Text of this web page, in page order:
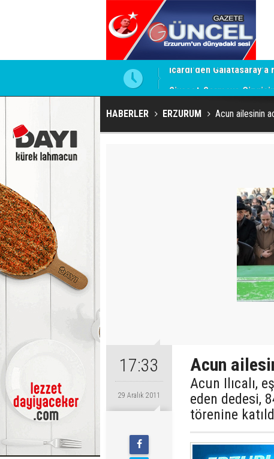
Siyaset-Sermaye
HABERLER ERZURUM Acun ailesinin
17:33
29 Aralık 2011
Acun
Acun Ilıcalı,
eden dedesi,
törenine